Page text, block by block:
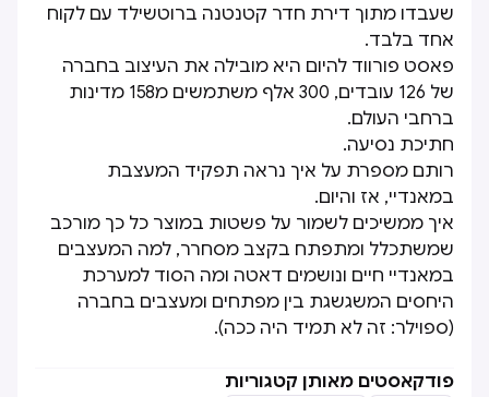
שעבדו מתוך דירת חדר קטנטנה ברוטשילד עם לקוח
אחד בלבד.
פאסט פורווד להיום היא מובילה את העיצוב בחברה
של 126 עובדים, 300 אלף משתמשים מ158 מדינות
ברחבי העולם.
חתיכת נסיעה.
רותם מספרת על איך נראה תפקיד המעצבת
במאנדיי, אז והיום.
איך ממשיכים לשמור על פשטות במוצר כל כך מורכב
שמשתכלל ומתפתח בקצב מסחרר, למה המעצבים
במאנדיי חיים ונושמים דאטה ומה הסוד למערכת
היחסים המשגשגת בין מפתחים ומעצבים בחברה
(ספוילר: זה לא תמיד היה ככה).
פודקאסטים מאותן קטגוריות